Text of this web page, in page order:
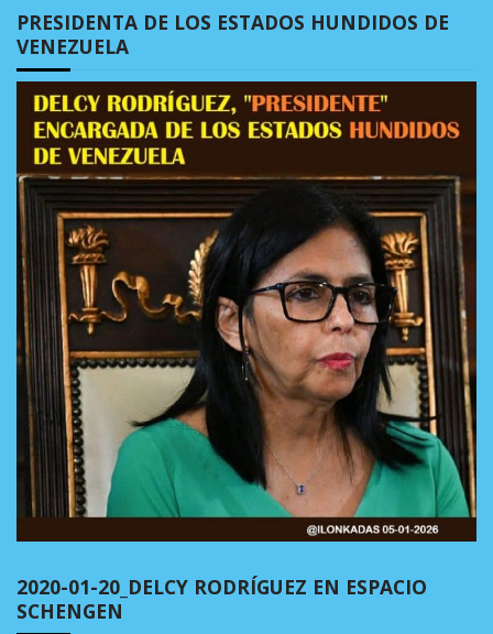
PRESIDENTA DE LOS ESTADOS HUNDIDOS DE
VENEZUELA
2020-01-20_DELCY RODRÍGUEZ EN ESPACIO
SCHENGEN